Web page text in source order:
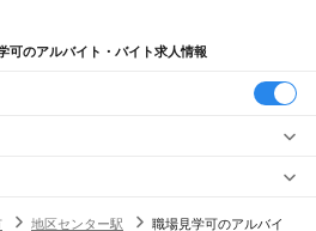
可のアルバイト・バイト求人情報
地区センター駅 職場見学可のアルバイ